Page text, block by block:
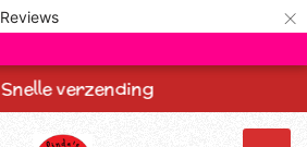
Reviews ×
Snelle verzending